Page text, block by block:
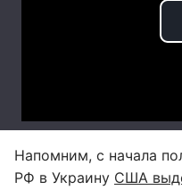
Напомним, с начала
РФ в Украину США